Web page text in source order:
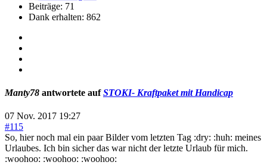
Beiträge: 71
Dank erhalten: 862
Manty78 antwortete aufSTOKI- Kraftpaket mit Handicap
07 Nov. 2017 19:27
#115
So, hier noch mal ein paar Bilder vom letzten Tag :dry: :huh: meines
Urlaubes. Ich bin sicher das war nicht der letzte Urlaub für mich.
:woohoo: :woohoo: :woohoo: